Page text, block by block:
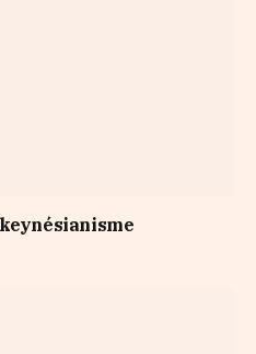
keynésianisme